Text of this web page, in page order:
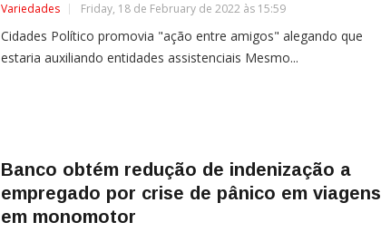
Variedades Friday, 18 de February de 2022 às 15:59
Cidades Político promovia "ação entre amigos" alegando que
estaria auxiliando entidades assistenciais Mesmo...
Banco obtém redução de indenização a
empregado por crise de pânico em viagens
em monomotor